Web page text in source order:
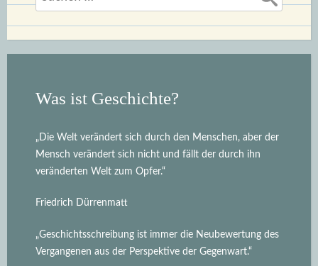
nach:
Was ist Geschichte?
„Die Welt verändert sich durch den Menschen, aber der
Mensch verändert sich nicht und fällt der durch ihn
veränderten Welt zum Opfer.“
Friedrich Dürrenmatt
„Geschichtsschreibung ist immer die Neubewertung des
Vergangenen aus der Perspektive der Gegenwart.“